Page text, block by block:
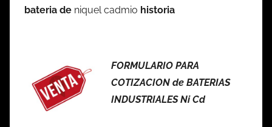
bateria de niquel cadmio historia
FORMULARIO PARA
COTIZACION de BATERIAS
INDUSTRIALES Ni Cd